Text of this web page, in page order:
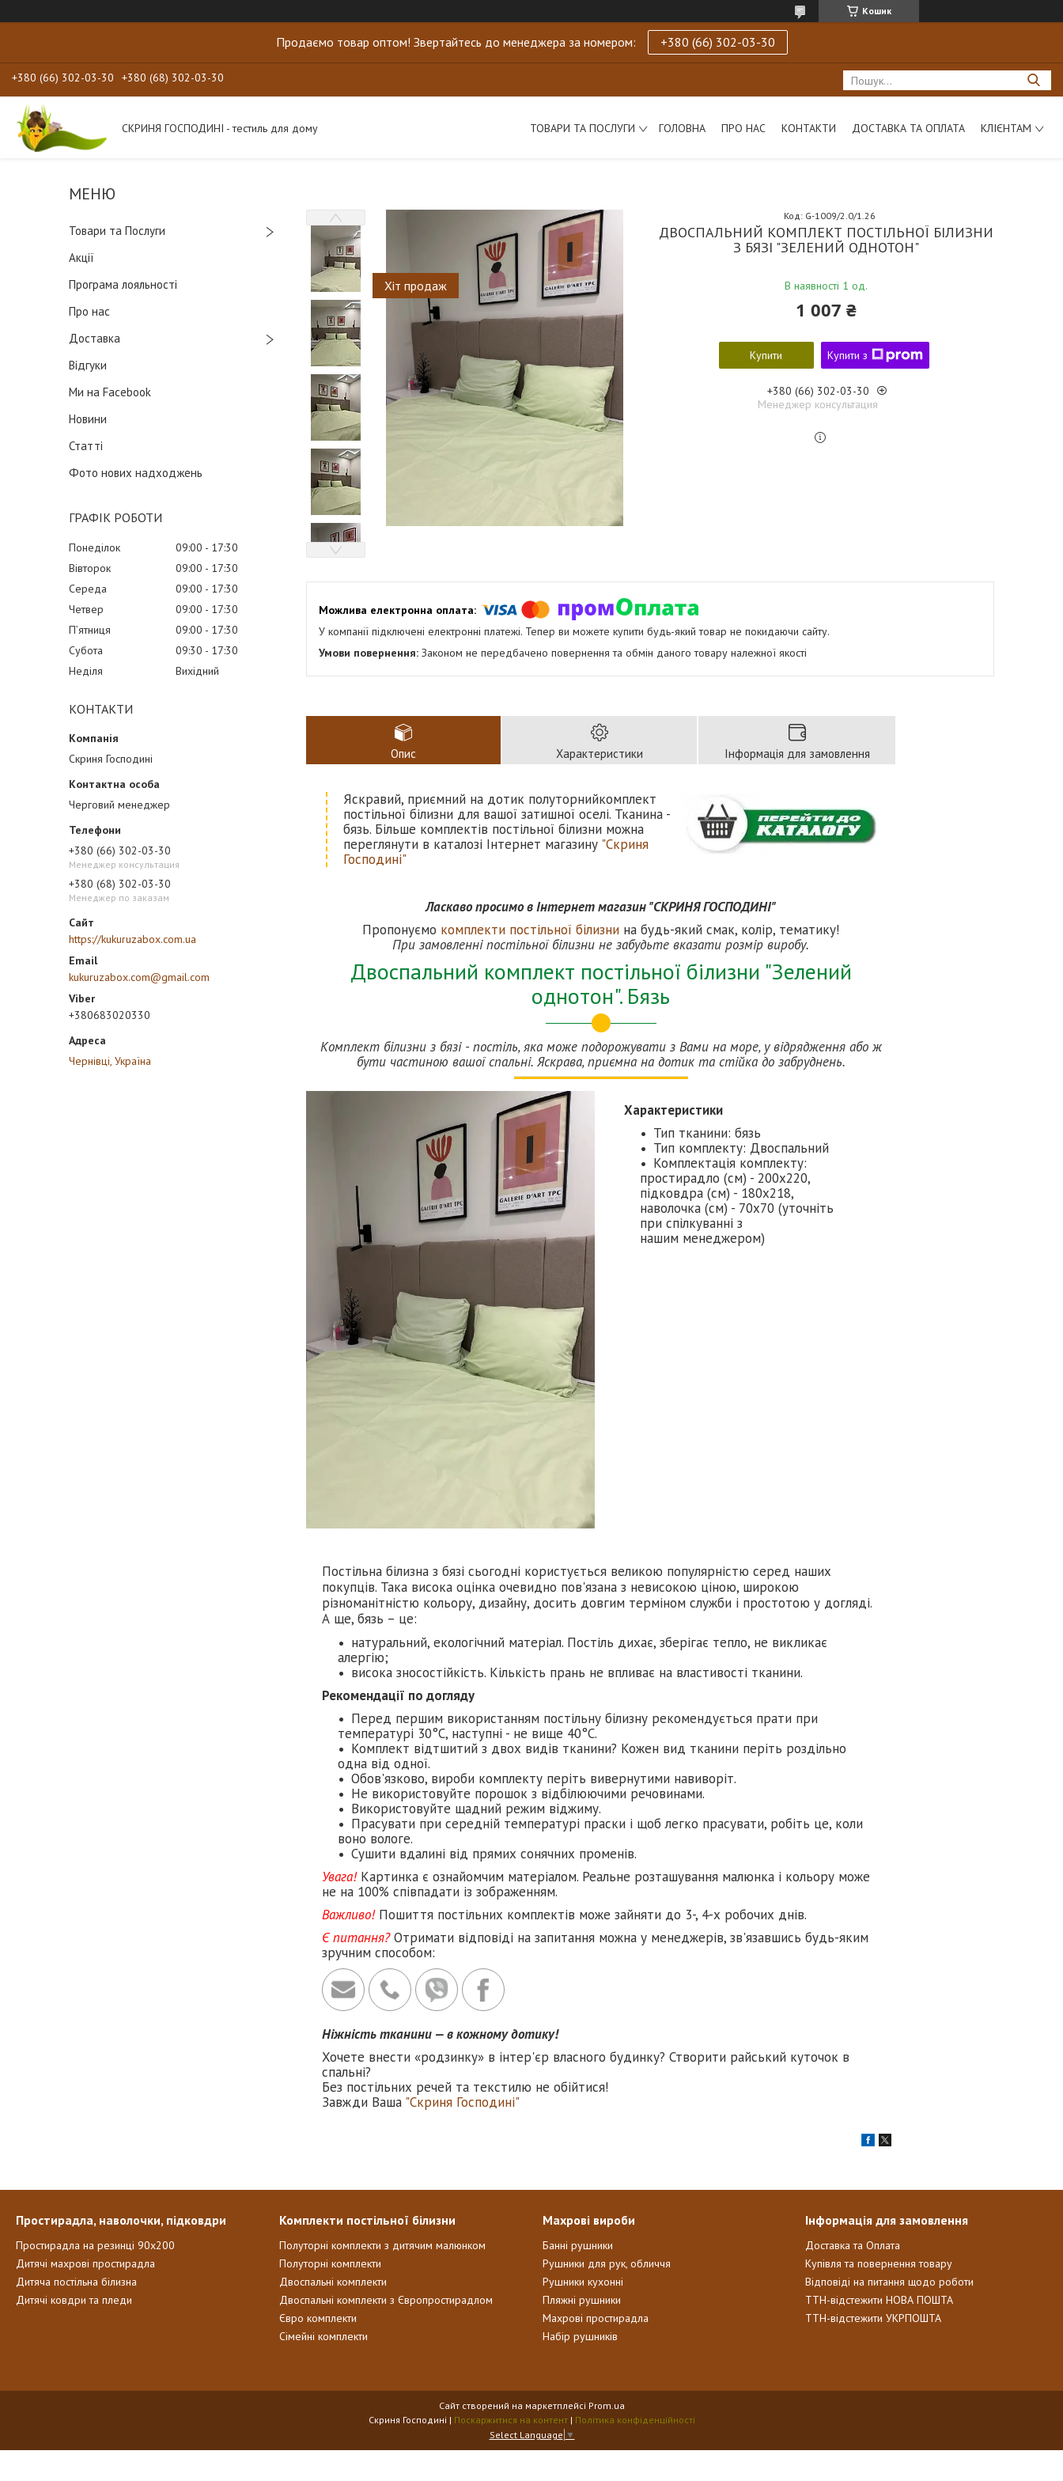
Кошик
Продаємо товар оптом! Звертайтесь до менеджера за номером: +380 (66) 302-03-30
+380 (66) 302-03-30 +380 (68) 302-03-30
СКРИНЯ ГОСПОДИНІ - тестиль для дому ТОВАРИ ТА ПОСЛУГИ ГОЛОВНА ПРО НАС КОНТАКТИ ДОСТАВКА ТА ОПЛАТА КЛІЄНТАМ
Товари та Послуги
Акції
Програма лояльності
Про нас
Доставка
Відгуки
Ми на Facebook
Новини
Статті
Фото нових надходжень
ГРАФІК РОБОТИ
Понеділок 09:00
17:30
Вівторок
09:00
17:30
Середа
09:00
17:30
Четвер
09:00
17:30
Пʼятниця
09:00
17:30
Субота
09:30
17:30
Неділя
Вихідний
КОНТАКТИ
Скриня Господині
Черговий менеджер
+380 (66) 302-03-30
Менеджер консультация
+380 (68) 302-03-30
Менеджер по заказам
https://kukuruzabox.com.ua
kukuruzabox.com@gmail.com
+380683020330
Чернівці, Україна
Хіт продаж
ДВОСПАЛЬНИЙ КОМПЛЕКТ ПОСТІЛЬНОЇ БІЛИЗНИ
З БЯЗІ "ЗЕЛЕНИЙ ОДНОТОН"
В наявності 1 од.
Код: G-1009/2.0/1.26
1 007 ₴
Купити Купити з
+380 (66) 302-03-30
Менеджер консультация
У компанії підключені електронні платежі. Тепер ви можете купити будь-який товар не покидаючи сайту.
Законом не передбачено повернення та обмін даного товару належної якості
Опис Характеристики Інформація для замовлення
Яскравий, приємний на дотик полуторнийкомплект
постільної білизни для вашої затишної оселі. Тканина -
бязь. Більше комплектів постільної білизни можна
переглянути в каталозі Інтернет магазину "Скриня
Господині"
Ласкаво просимо в Інтернет магазин "СКРИНЯ ГОСПОДИНІ"
Пропонуємо комплекти постільної білизни на будь-який смак, колір, тематику!
При замовленні постільної білизни не забудьте вказати розмір виробу.
Двоспальний комплект постільної білизни "Зелений
однотон". Бязь
Комплект білизни з бязі - постіль, яка може подорожувати з Вами на море, у відрядження або ж
бути частиною вашої спальні. Яскрава, приємна на дотик та стійка до забруднень.
Характеристики
Тип тканини: бязь
Тип комплекту: Двоспальний
Комплектація комплекту:
простирадло (см) - 200х220,
підковдра (см) - 180х218,
наволочка (см) - 70х70 (уточніть
при спілкуванні з
нашим менеджером)
Постільна білизна з бязі сьогодні користується великою популярністю серед наших
покупців. Така висока оцінка очевидно пов'язана з невисокою ціною, широкою
різноманітністю кольору, дизайну, досить довгим терміном служби і простотою у догляді.
А ще, бязь – це:
натуральний, екологічний матеріал. Постіль дихає, зберігає тепло, не викликає
алергію;
висока зносостійкість. Кількість прань не впливає на властивості тканини.
Рекомендації по догляду
Перед першим використанням постільну білизну рекомендується прати при
температурі 30°C, наступні - не вище 40°C.
Комплект відтшитий з двох видів тканини? Кожен вид тканини періть роздільно
одна від одної.
Обов'язково, вироби комплекту періть вивернутими навиворіт.
Не використовуйте порошок з відбілюючими речовинами.
Використовуйте щадний режим віджиму.
Прасувати при середній температурі праски і щоб легко прасувати, робіть це, коли
воно вологе.
Сушити вдалині від прямих сонячних променів.
Увага! Картинка є ознайомчим матеріалом. Реальне розташування малюнка і кольору може
не на 100% співпадати із зображенням.
Важливо! Пошиття постільних комплектів може зайняти до 3-, 4-х робочих днів.
Є питання?Отримати відповіді на запитання можна у менеджерів, зв'язавшись будь-яким
зручним способом:
Ніжність тканини — в кожному дотику!
Хочете внести «родзинку» в інтер'єр власного будинку? Створити райський куточок в
спальні?
Без постільних речей та текстилю не обійтися!
Завжди Ваша "Скриня Господині"
Простирадла, наволочки, підковдри
Простирадла на резинці 90х200
Дитячі махрові простирадла
Дитяча постільна білизна
Дитячі ковдри та пледи
Комплекти постільної білизни
Полуторні комплекти з дитячим малюнком
Полуторні комплекти
Двоспальні комплекти
Двоспальні комплекти з Європростирадлом
Євро комплекти
Сімейні комплекти
Махрові вироби
Банні рушники
Рушники для рук, обличчя
Рушники кухонні
Пляжні рушники
Махрові простирадла
Набір рушників
Інформація для замовлення
Доставка та Оплата
Купівля та повернення товару
Відповіді на питання щодо роботи
ТТН-відстежити НОВА ПОШТА
ТТН-відстежити УКРПОШТА
Сайт створений на маркетплейсі Prom.ua
Скриня Господині | Поскаржитися на контент | Політика конфіденційності
Select Language ▼